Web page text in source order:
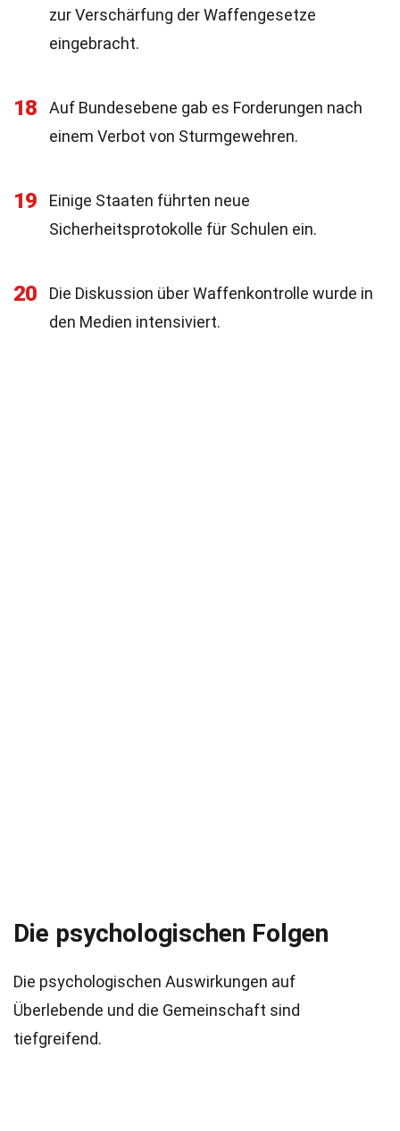
zur Verschärfung der Waffengesetze
eingebracht.
18
Auf Bundesebene gab es Forderungen nach
einem Verbot von Sturmgewehren.
19
Einige Staaten führten neue
Sicherheitsprotokolle für Schulen ein.
20
Die Diskussion über Waffenkontrolle wurde in
den Medien intensiviert.
Die psychologischen Folgen
Die psychologischen Auswirkungen auf
Überlebende und die Gemeinschaft sind
tiefgreifend.